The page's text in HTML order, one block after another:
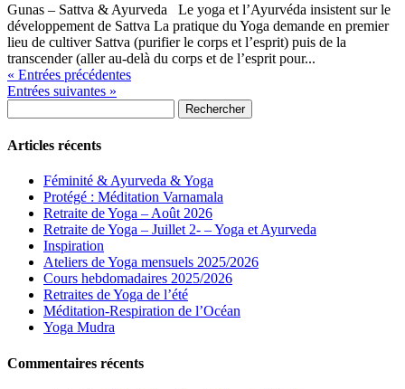
Gunas – Sattva & Ayurveda Le yoga et l’Ayurvéda insistent sur le
développement de Sattva La pratique du Yoga demande en premier
lieu de cultiver Sattva (purifier le corps et l’esprit) puis de la
transcender (aller au-delà du corps et de l’esprit pour...
« Entrées précédentes
Entrées suivantes »
Articles récents
Féminité & Ayurveda & Yoga
Protégé : Méditation Varnamala
Retraite de Yoga – Août 2026
Retraite de Yoga – Juillet 2- – Yoga et Ayurveda
Inspiration
Ateliers de Yoga mensuels 2025/2026
Cours hebdomadaires 2025/2026
Retraites de Yoga de l’été
Méditation-Respiration de l’Océan
Yoga Mudra
Commentaires récents